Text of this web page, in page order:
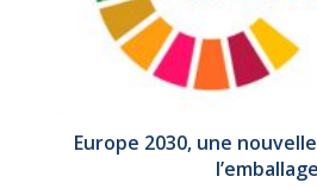
Europe 2030, une
l’emballage